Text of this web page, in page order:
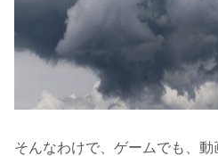
そんなわけで、ゲームでも、動